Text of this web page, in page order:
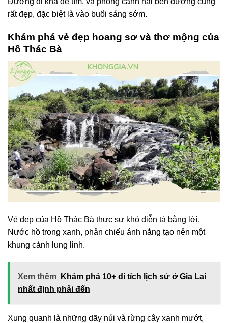
rất đẹp, đặc biệt là vào buổi sáng sớm.
Khám phá vẻ đẹp hoang sơ và thơ mộng của
Hồ Thác Bà
Vẻ đẹp của Hồ Thác Bà thực sự khó diễn tả bằng lời.
Nước hồ trong xanh, phản chiếu ánh nắng tạo nên một
khung cảnh lung linh.
Xem thêm
Khám phá 10+ di tích lịch sử ở Gia Lai
nhất định phải đến
Xung quanh là những dãy núi và rừng cây xanh mướt,